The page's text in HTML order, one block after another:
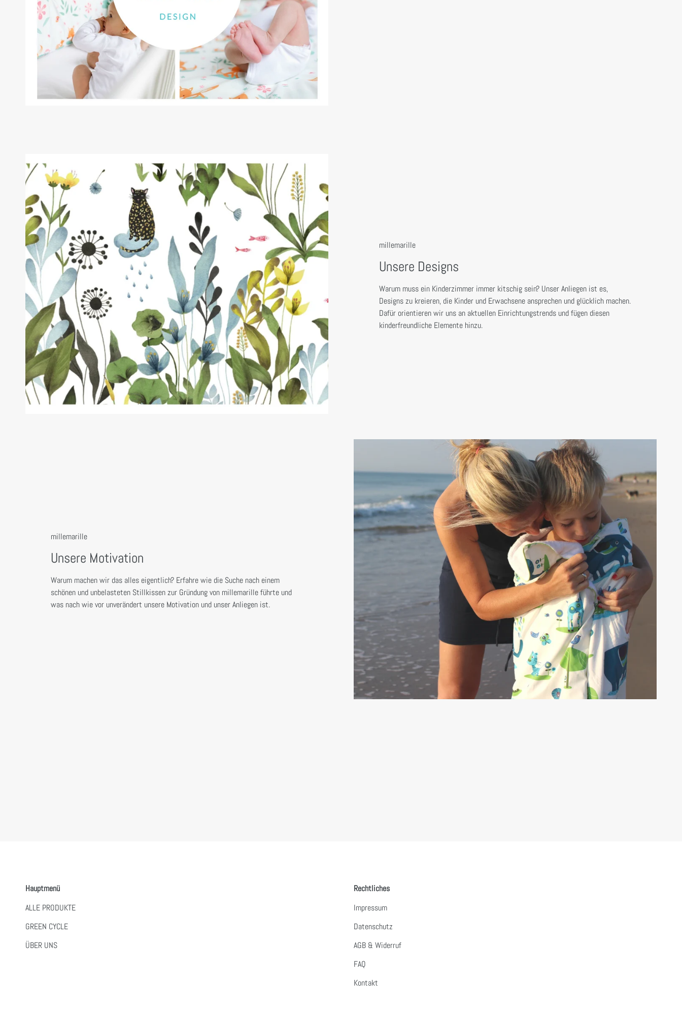
millemarille
Unsere Designs
Warum muss ein Kinderzimmer immer kitschig sein? Unser Anliegen ist es,
Designs zu kreieren, die Kinder und Erwachsene ansprechen und glücklich machen.
Dafür orientieren wir uns an aktuellen Einrichtungstrends und fügen diesen
kinderfreundliche Elemente hinzu.
millemarille
Unsere Motivation
Warum machen wir das alles eigentlich? Erfahre wie die Suche nach einem
schönen und unbelasteten Stillkissen zur Gründung von millemarille führte und
was nach wie vor unverändert unsere Motivation und unser Anliegen ist.
Hauptmenü
ALLE PRODUKTE
GREEN CYCLE
ÜBER UNS
Rechtliches
Impressum
Datenschutz
AGB & Widerruf
FAQ
Kontakt